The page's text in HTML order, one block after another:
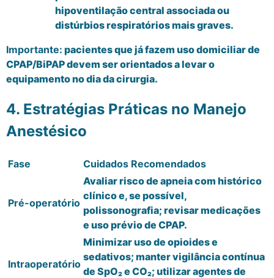
hipoventilação central associada ou
distúrbios respiratórios mais graves.
Importante: pacientes que já fazem uso domiciliar de
CPAP/BiPAP devem ser orientados a levar o
equipamento no dia da cirurgia.
4. Estratégias Práticas no Manejo
Anestésico
Fase Cuidados Recomendados
Pré-operatório
Avaliar risco de apneia com histórico
clínico e, se possível,
polissonografia; revisar medicações
e uso prévio de CPAP.
Intraoperatório
Minimizar uso de opioides e
sedativos; manter vigilância contínua
de SpO₂ e CO₂; utilizar agentes de